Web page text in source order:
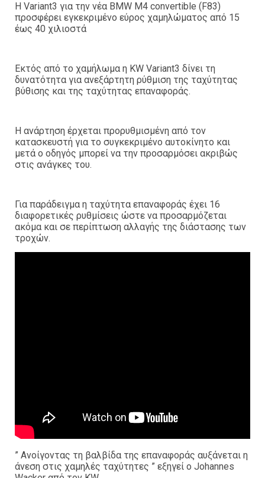
Η Variant3 για την νέα BMW M4 convertible (F83)
προσφέρει εγκεκριμένο εύρος χαμηλώματος από 15
έως 40 χιλιοστά
Εκτός από το χαμήλωμα η KW Variant3 δίνει τη
δυνατότητα για ανεξάρτητη ρύθμιση της ταχύτητας
βύθισης και της ταχύτητας επαναφοράς.
Η ανάρτηση έρχεται προρυθμισμένη από τον
κατασκευστή για το συγκεκριμένο αυτοκίνητο και
μετά ο οδηγός μπορεί να την προσαρμόσει ακριβώς
στις ανάγκες του.
Για παράδειγμα η ταχύτητα επαναφοράς έχει 16
διαφορετικές ρυθμίσεις ώστε να προσαρμόζεται
ακόμα και σε περίπτωση αλλαγής της διάστασης των
τροχών.
” Ανοίγοντας τη βαλβίδα της επαναφοράς αυξάνεται η
άνεση στις χαμηλές ταχύτητες ” εξηγεί ο Johannes